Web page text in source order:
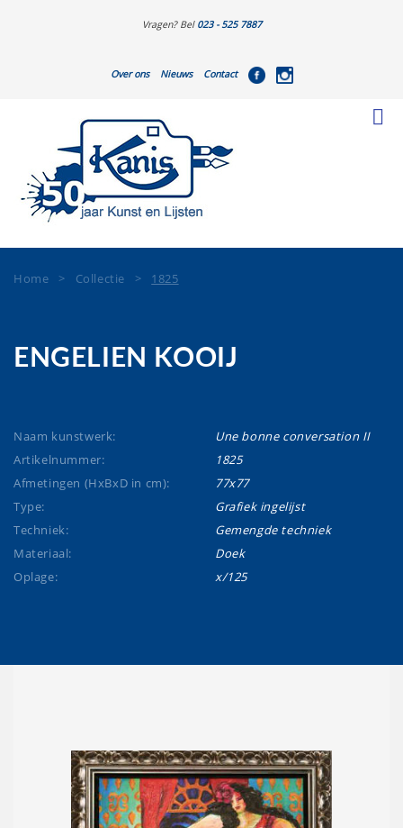
Vragen? Bel 023 - 525 7887
Over ons Nieuws Contact
Home > Collectie > 1825
ENGELIEN KOOIJ
Naam kunstwerk:
Une bonne conversation II
Artikelnummer:
1825
Afmetingen (HxBxD in cm):
77x77
Type:
Grafiek ingelijst
Techniek:
Gemengde techniek
Materiaal:
Doek
Oplage:
x/125